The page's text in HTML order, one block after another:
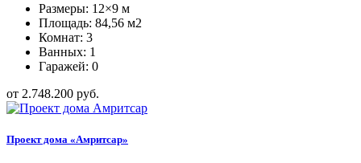
Размеры: 12×9 м
Площадь: 84,56 м2
Комнат: 3
Ванных: 1
Гаражей: 0
от 2.748.200 руб.
Проект дома «Амритсар»